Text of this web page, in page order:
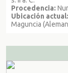
Procedencia:
Ubicación actual:
Maguncia